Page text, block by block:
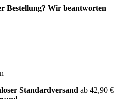
Bestellung? Wir beantworten
Standardversand ab 42,90 €